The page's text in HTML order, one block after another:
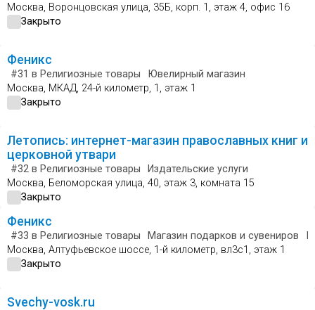
Москва, Воронцовская улица, 35Б, корп. 1, этаж 4, офис 16
Закрыто
Феникс
#31 в Религиозные товары
Ювелирный магазин
Москва, МКАД, 24-й километр, 1, этаж 1
Закрыто
Летопись: интернет-магазин православных книг и
церковной утвари
#32 в Религиозные товары
Издательские услуги
Москва, Беломорская улица, 40, этаж 3, комната 15
Закрыто
Феникс
#33 в Религиозные товары Магазин подарков и сувениров
Москва, Алтуфьевское шоссе, 1-й километр, вл3с1, этаж 1
Закрыто
Svechy-vosk.ru